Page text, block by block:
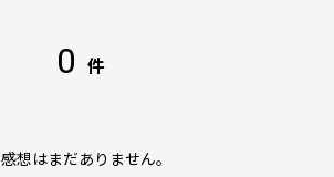
0 件
感想はまだありません。